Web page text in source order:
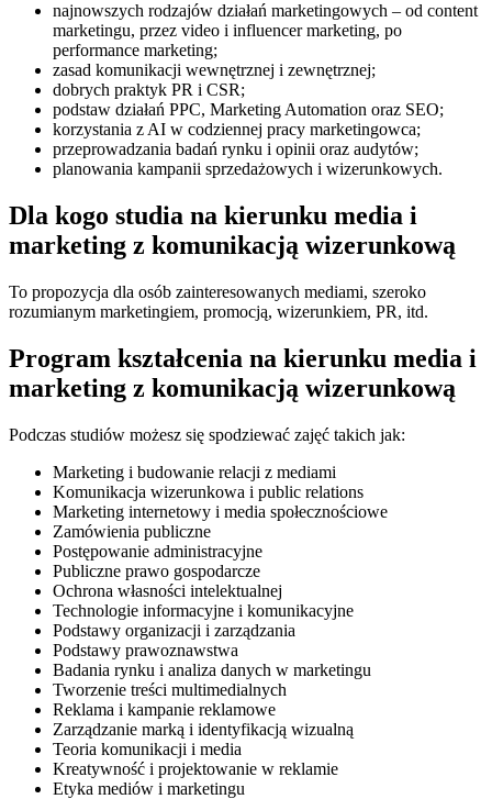
najnowszych rodzajów działań marketingowych – od content
marketingu, przez video i influencer marketing, po
performance marketing;
zasad komunikacji wewnętrznej i zewnętrznej;
dobrych praktyk PR i CSR;
podstaw działań PPC, Marketing Automation oraz SEO;
korzystania z AI w codziennej pracy marketingowca;
przeprowadzania badań rynku i opinii oraz audytów;
planowania kampanii sprzedażowych i wizerunkowych.
Dla kogo studia na kierunku media i
marketing z komunikacją wizerunkową
To propozycja dla osób zainteresowanych mediami, szeroko
rozumianym marketingiem, promocją, wizerunkiem, PR, itd.
Program kształcenia na kierunku media i
marketing z komunikacją wizerunkową
Podczas studiów możesz się spodziewać zajęć takich jak:
Marketing i budowanie relacji z mediami
Komunikacja wizerunkowa i public relations
Marketing internetowy i media społecznościowe
Zamówienia publiczne
Postępowanie administracyjne
Publiczne prawo gospodarcze
Ochrona własności intelektualnej
Technologie informacyjne i komunikacyjne
Podstawy organizacji i zarządzania
Podstawy prawoznawstwa
Badania rynku i analiza danych w marketingu
Tworzenie treści multimedialnych
Reklama i kampanie reklamowe
Zarządzanie marką i identyfikacją wizualną
Teoria komunikacji i media
Kreatywność i projektowanie w reklamie
Etyka mediów i marketingu